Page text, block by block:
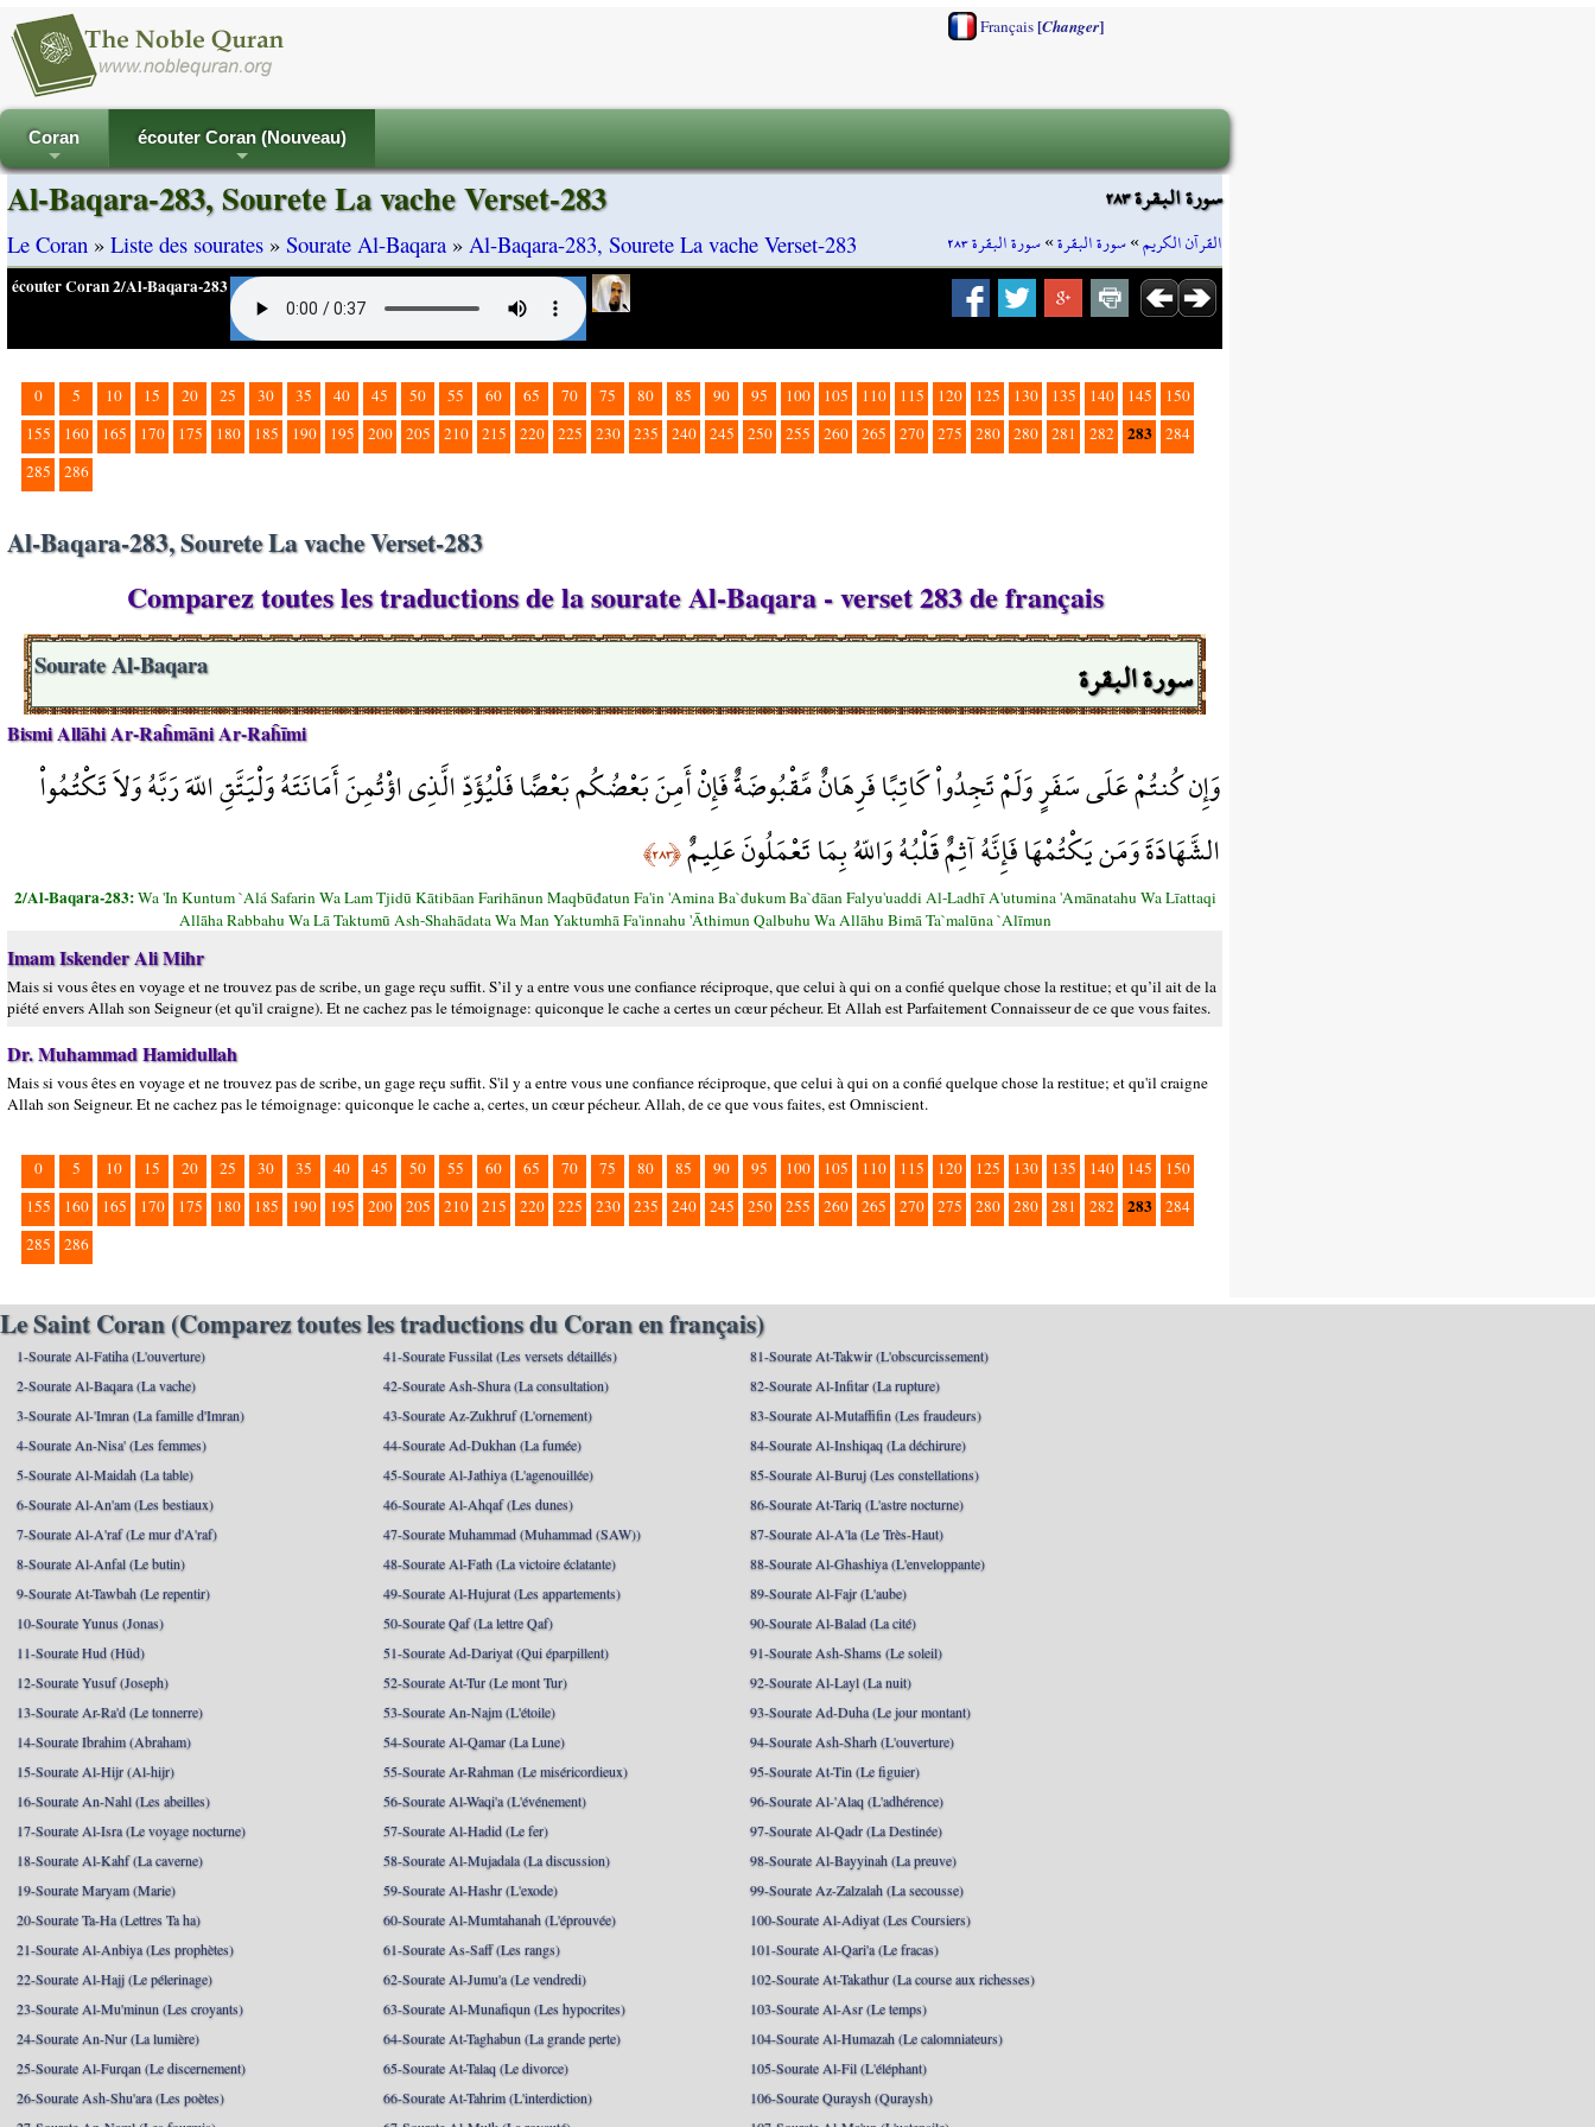
Français[Changer]
+
Coran
+
écouter Coran (Nouveau)
سورة البقرة ٢٨٣
القرآن الكريم»سورة البقرة»سورة البقرة ٢٨٣
Al-Baqara-283, Sourete La vache Verset-283
Le Coran » Liste des sourates » Sourate Al-Baqara » Al-Baqara-283, Sourete La vache Verset-283
écouter Coran 2/Al-Baqara-283
0 5 10 15 20 25 30 35 40 45 50 55 60 65 70 75 80 85 90 95 100 105 110 115 120 125 130 135 140 145
150
155
160 165 170 175 180 185 190 195 200 205 210 215 220 225 230 235 240 245 250 255 260 265 270 275 280 280 281 282 283
284
285
286
Al-Baqara-283, Sourete La vache Verset-283
Comparez toutes les traductions de la sourate Al-Baqara - verset 283 de français
سورة البقرة Sourate Al-Baqara
Bismi Allāhi Ar-Raĥmāni Ar-Raĥīmi
وَإِن كُنتُمْ عَلَى سَفَرٍ وَلَمْ تَجِدُواْ كَاتِبًا فَرِهَانٌ مَّقْبُوضَةٌ فَإِنْ أَمِنَ بَعْضُكُم بَعْضًا فَلْيُؤَدِّ الَّذِي اؤْتُمِنَ أَمَانَتَهُ وَلْيَتَّقِ اللّهَ رَبَّهُ وَلاَ تَكْتُمُواْ
الشَّهَادَةَ وَمَن يَكْتُمْهَا فَإِنَّهُ آثِمٌ قَلْبُهُ وَاللّهُ بِمَا تَعْمَلُونَ عَلِيمٌ﴿٢٨٣﴾
2/Al-Baqara-283:Wa 'In Kuntum `Alá Safarin Wa Lam Tjidū Kātibāan Farihānun Maqbūđatun Fa'in 'Amina Ba`đukum Ba`đāan Falyu'uaddi Al-Ladhī A'utumina 'Amānatahu Wa Līattaqi
Allāha Rabbahu Wa Lā Taktumū Ash-Shahādata Wa Man Yaktumhā Fa'innahu 'Āthimun Qalbuhu Wa Allāhu Bimā Ta`malūna `Alīmun
Imam Iskender Ali Mihr
Mais si vous êtes en voyage et ne trouvez pas de scribe, un gage reçu suffit. S’il y a entre vous une confiance réciproque, que celui à qui on a confié quelque chose la restitue; et qu’il ait de la
piété envers Allah son Seigneur (et qu'il craigne). Et ne cachez pas le témoignage: quiconque le cache a certes un cœur pécheur. Et Allah est Parfaitement Connaisseur de ce que vous faites.
Dr. Muhammad Hamidullah
Mais si vous êtes en voyage et ne trouvez pas de scribe, un gage reçu suffit. S'il y a entre vous une confiance réciproque, que celui à qui on a confié quelque chose la restitue; et qu'il craigne
Allah son Seigneur. Et ne cachez pas le témoignage: quiconque le cache a, certes, un cœur pécheur. Allah, de ce que vous faites, est Omniscient.
0 5 10 15 20 25 30 35 40 45 50 55 60 65 70 75 80 85 90 95 100 105 110 115 120 125 130 135 140 145
150
155
160 165 170 175 180 185 190 195 200 205 210 215 220 225 230 235 240 245 250 255 260 265 270 275 280 280 281 282 283
284
285
286
Le Saint Coran (Comparez toutes les traductions du Coran en français)
1-Sourate Al-Fatiha (L'ouverture)
2-Sourate Al-Baqara (La vache)
3-Sourate Al-'Imran (La famille d'Imran)
4-Sourate An-Nisa' (Les femmes)
5-Sourate Al-Maidah (La table)
6-Sourate Al-An'am (Les bestiaux)
7-Sourate Al-A'raf (Le mur d'A'raf)
8-Sourate Al-Anfal (Le butin)
9-Sourate At-Tawbah (Le repentir)
10-Sourate Yunus (Jonas)
11-Sourate Hud (Hûd)
12-Sourate Yusuf (Joseph)
13-Sourate Ar-Ra'd (Le tonnerre)
14-Sourate Ibrahim (Abraham)
15-Sourate Al-Hijr (Al-hijr)
16-Sourate An-Nahl (Les abeilles)
17-Sourate Al-Isra (Le voyage nocturne)
18-Sourate Al-Kahf (La caverne)
19-Sourate Maryam (Marie)
20-Sourate Ta-Ha (Lettres Ta ha)
21-Sourate Al-Anbiya (Les prophètes)
22-Sourate Al-Hajj (Le pélerinage)
23-Sourate Al-Mu'minun (Les croyants)
24-Sourate An-Nur (La lumière)
25-Sourate Al-Furqan (Le discernement)
26-Sourate Ash-Shu'ara (Les poètes)
41-Sourate Fussilat (Les versets détaillés)
42-Sourate Ash-Shura (La consultation)
43-Sourate Az-Zukhruf (L'ornement)
44-Sourate Ad-Dukhan (La fumée)
45-Sourate Al-Jathiya (L'agenouillée)
46-Sourate Al-Ahqaf (Les dunes)
47-Sourate Muhammad (Muhammad (SAW))
48-Sourate Al-Fath (La victoire éclatante)
49-Sourate Al-Hujurat (Les appartements)
50-Sourate Qaf (La lettre Qaf)
51-Sourate Ad-Dariyat (Qui éparpillent)
52-Sourate At-Tur (Le mont Tur)
53-Sourate An-Najm (L'étoile)
54-Sourate Al-Qamar (La Lune)
55-Sourate Ar-Rahman (Le miséricordieux)
56-Sourate Al-Waqi'a (L'événement)
57-Sourate Al-Hadid (Le fer)
58-Sourate Al-Mujadala (La discussion)
59-Sourate Al-Hashr (L'exode)
60-Sourate Al-Mumtahanah (L'éprouvée)
61-Sourate As-Saff (Les rangs)
62-Sourate Al-Jumu'a (Le vendredi)
63-Sourate Al-Munafiqun (Les hypocrites)
64-Sourate At-Taghabun (La grande perte)
65-Sourate At-Talaq (Le divorce)
66-Sourate At-Tahrim (L'interdiction)
81-Sourate At-Takwir (L'obscurcissement)
82-Sourate Al-Infitar (La rupture)
83-Sourate Al-Mutaffifin (Les fraudeurs)
84-Sourate Al-Inshiqaq (La déchirure)
85-Sourate Al-Buruj (Les constellations)
86-Sourate At-Tariq (L'astre nocturne)
87-Sourate Al-A'la (Le Très-Haut)
88-Sourate Al-Ghashiya (L'enveloppante)
89-Sourate Al-Fajr (L'aube)
90-Sourate Al-Balad (La cité)
91-Sourate Ash-Shams (Le soleil)
92-Sourate Al-Layl (La nuit)
93-Sourate Ad-Duha (Le jour montant)
94-Sourate Ash-Sharh (L'ouverture)
95-Sourate At-Tin (Le figuier)
96-Sourate Al-'Alaq (L'adhérence)
97-Sourate Al-Qadr (La Destinée)
98-Sourate Al-Bayyinah (La preuve)
99-Sourate Az-Zalzalah (La secousse)
100-Sourate Al-Adiyat (Les Coursiers)
101-Sourate Al-Qari'a (Le fracas)
102-Sourate At-Takathur (La course aux richesses)
103-Sourate Al-Asr (Le temps)
104-Sourate Al-Humazah (Le calomniateurs)
105-Sourate Al-Fil (L'éléphant)
106-Sourate Quraysh (Quraysh)